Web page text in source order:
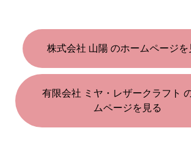
株式会社 山陽 のホームページを
有限会社 ミヤ・レザークラフト
ムページを見る